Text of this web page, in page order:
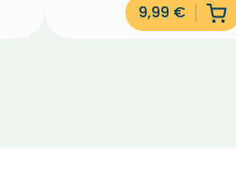
9,99 €